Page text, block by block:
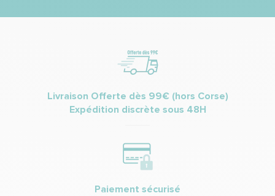
Livraison Offerte dès 99€ (hors Corse)
Expédition discrète sous 48H
Paiement sécurisé